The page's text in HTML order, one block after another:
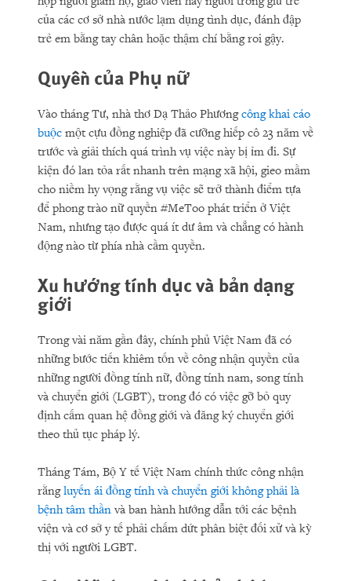
của các cơ sở nhà nước lạm dụng tình dục, đánh đập
trẻ em bằng tay chân hoặc thậm chí bằng roi gậy.
Quyền của Phụ nữ
Vào tháng Tư, nhà thơ Dạ Thảo Phươngcông khai cáo
buộc một cựu đồng nghiệp đã cưỡng hiếp cô 23 năm về
trước và giải thích quá trình vụ việc này bị ỉm đi. Sự
kiện đó lan tỏa rất nhanh trên mạng xã hội, gieo mầm
cho niềm hy vọng rằng vụ việc sẽ trở thành điểm tựa
để phong trào nữ quyền #MeToo phát triển ở Việt
Nam, nhưng tạo được quá ít dư âm và chẳng có hành
động nào từ phía nhà cầm quyền.
Xu hướng tính dục và bản dạng
giới
Trong vài năm gần đây, chính phủ Việt Nam đã có
những bước tiến khiêm tốn về công nhận quyền của
những người đồng tính nữ, đồng tính nam, song tính
và chuyển giới (LGBT), trong đó có việc gỡ bỏ quy
định cấm quan hệ đồng giới và đăng ký chuyển giới
theo thủ tục pháp lý.
Tháng Tám, Bộ Y tế Việt Nam chính thức công nhận
rằngluyến ái đồng tính và chuyển giới không phải là
bệnh tâm thầnvà ban hành hướng dẫn tới các bệnh
viện và cơ sở y tế phải chấm dứt phân biệt đối xử và kỳ
thị với người LGBT.